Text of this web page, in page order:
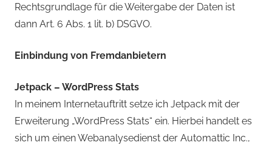
Rechtsgrundlage für die Weitergabe der Daten ist
dann Art. 6 Abs. 1 lit. b) DSGVO.
Einbindung von Fremdanbietern
Jetpack – WordPress Stats
In meinem Internetauftritt setze ich Jetpack mit der
Erweiterung „WordPress Stats“ ein. Hierbei handelt es
sich um einen Webanalysedienst der Automattic Inc.,